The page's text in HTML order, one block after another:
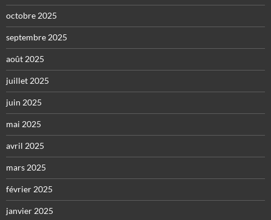
octobre 2025
septembre 2025
août 2025
juillet 2025
juin 2025
mai 2025
avril 2025
mars 2025
février 2025
janvier 2025